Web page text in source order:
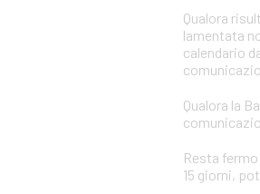
Qualora
lamentata
calendario
Qualora la
Resta
15 giorni,